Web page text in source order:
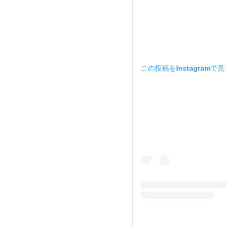
この投稿をInstagramで見